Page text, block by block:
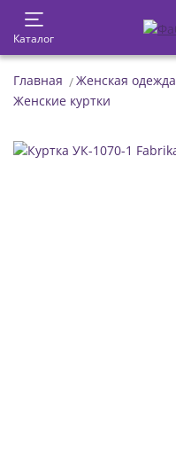
Каталог
Главная Женская одежда
Женские куртки